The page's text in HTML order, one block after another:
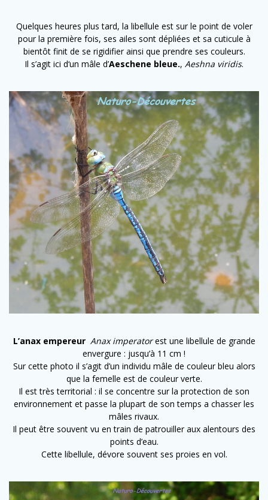
Quelques heures plus tard, la libellule est sur le point de voler
pour la première fois, ses ailes sont dépliées et sa cuticule à
bientôt finit de se rigidifier ainsi que prendre ses couleurs.
Il s’agit ici d‘un mâle d’Aeschene bleue., Aeshna viridis.
L’anax empereur Anax imperatorest une libellule de grande
envergure : jusqu’à 11 cm !
Sur cette photo il s’agit d’un individu mâle de couleur bleu alors
que la femelle est de couleur verte.
Il est très territorial : il se concentre sur la protection de son
environnement et passe la plupart de son temps a chasser les
mâles rivaux.
Il peut être souvent vu en train de patrouiller aux alentours des
points d’eau.
Cette libellule, dévore souvent ses proies en vol.